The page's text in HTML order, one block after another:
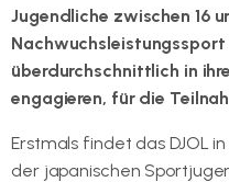
Jugendliche zwischen 16
überdurchschnittlich in
engagieren, für die
Erstmals findet das DJOL
der japanischen